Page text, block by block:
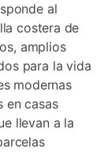
al
costera de
amplios
para la vida
modernas
en casas
llevan a la